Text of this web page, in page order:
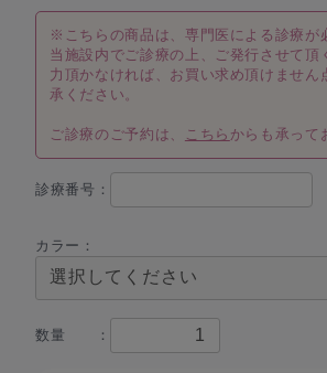
※こちらの商品は、専門医による診療が
当施設内でご診療の上、ご発行させて頂
力頂かなければ、お買い求め頂けません
承ください。
ご診療のご予約は、 こちら からも承って
診療番号：
カラー：
数量 ：